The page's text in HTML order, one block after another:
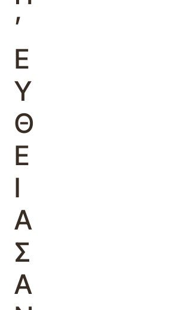
’
Ε
Υ
Θ
Ε
Ι
Α
Σ
Α